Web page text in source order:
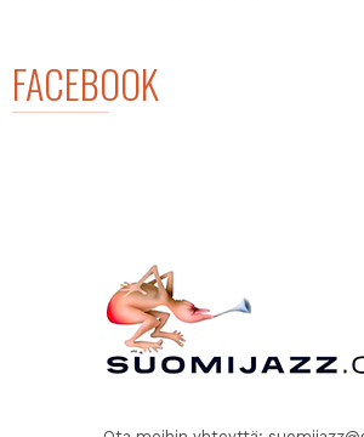
FACEBOOK